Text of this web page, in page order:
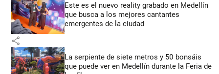
Este es el nuevo reality grabado en Medellín
que busca a los mejores cantantes
emergentes de la ciudad
share
La serpiente de siete metros y 50 bonsáis
que puede ver en Medellín durante la Feria de